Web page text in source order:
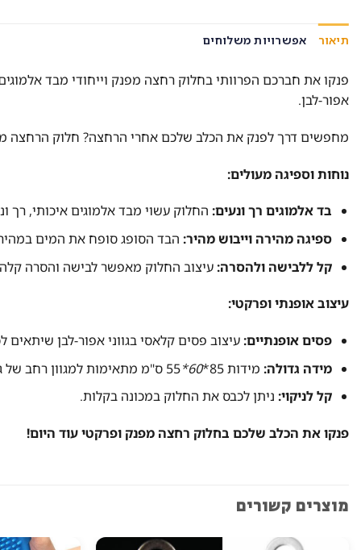
תיאור אפשרויות משלוחים
פנקו את חברכם הפרוותי בחלוק רחצה מפנק וייחודי מבד
אפור-לבן.
מחפשים דרך לפנק את הכלב שלכם אחרי הרחצה? חלוק הרחצה
נוחות וספיגה מעולים:
בד אלמוגים רך ונעים:החלוק עשוי מבד אלמוגים איכותי, רך
ספיגה מהירה וייבוש מהיר:הבד הסופג סופח את המים
קל ללבישה ולהסרה:עיצוב החלוק מאפשר לבישה והסרה
עיצוב אופנתי ופרקטי:
פסים אופנתיים:עיצוב פסים קלאסי בגווני אפור-לבן שיתאים
מידה גדולה:מידות 85* 60* 55 ס"מ מתאימות למגוון רחב של גזעים.
קל לניקוי:ניתן לכבס את החלוק במכונה בקלות.
פנקו את הכלב שלכם בחלוק רחצה מפנק ופרקטי עוד היום!
מוצרים קשורים